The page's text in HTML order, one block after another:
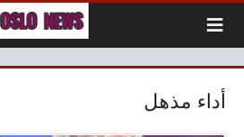
أداء مذهل